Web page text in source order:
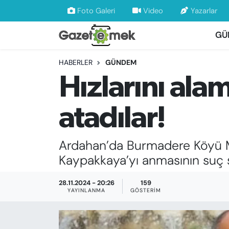
Foto Galeri Video Yazarlar
HABERLER GÜNDEM
Hızlarını
atadılar!
Ardahan’da Burmadere Köyü
Kaypakkaya’yı anmasının
28.11.2024 - 20:26
YAYINLANMA
159
GÖSTERIM
DÜNYA
EKONOMİ
EMEK HABERLERİ
YENİ MEDYADA EMEK GAZETECİLİĞİNİ
GELİŞTİRMEK
FAYDALI BİLGİLER
GÜNDEM
EĞİTİM
Nöbetçi Eczaneler
Hava Durumu
İstanbul Namaz Vakitleri
Trafik Durumu
Süper Lig Puan Durumu ve Fikstür
Tüm Manşetler
Son Dakika Haberleri
Haber Arşivi